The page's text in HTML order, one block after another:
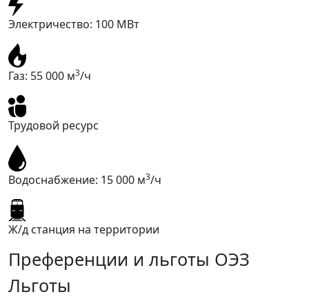
Электричество: 100 МВт
Газ: 55 000 м3/ч
Трудовой ресурс
Водоснабжение: 15 000 м3/ч
Ж/д станция на территории
Преференции и льготы ОЭЗ
Льготы